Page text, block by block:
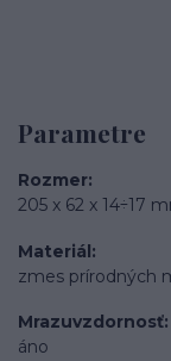
Parametre
Rozmer
205 x 62 x 14÷17
Materiál
zmes prírodných
Mrazuvzdornosť
áno